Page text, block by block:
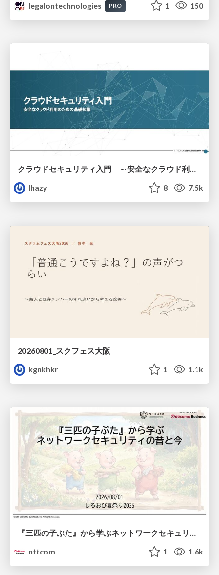
legalontechnologies
PRO 1 150
クラウドセキュリティ入門 ～安全なクラウド利用のための基礎知識～
lhazy
8 7.5k
20260801_スクフェス大阪
kgnkhkr
1 1.1k
nttcom
1 1.6k